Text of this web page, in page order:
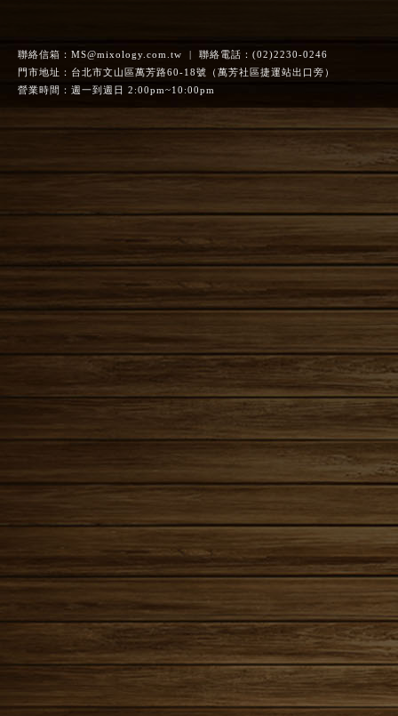
聯絡信箱： MS@mixology.com.tw | 聯絡電話：(02)2230-0246
門市地址：台北市文山區萬芳路60-18號（萬芳社區捷運站出口旁）
營業時間：週一到週日 2:00pm~10:00pm